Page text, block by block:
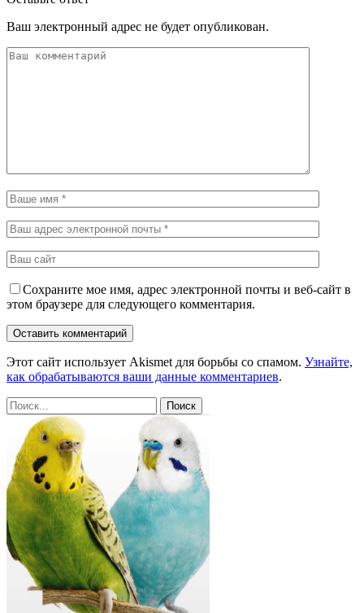
Ваш электронный адрес не будет опубликован.
Сохраните мое имя, адрес электронной почты и веб-сайт в
этом браузере для следующего комментария.
Этот сайт использует Akismet для борьбы со спамом. Узнайте,
как обрабатываются ваши данные комментариев.